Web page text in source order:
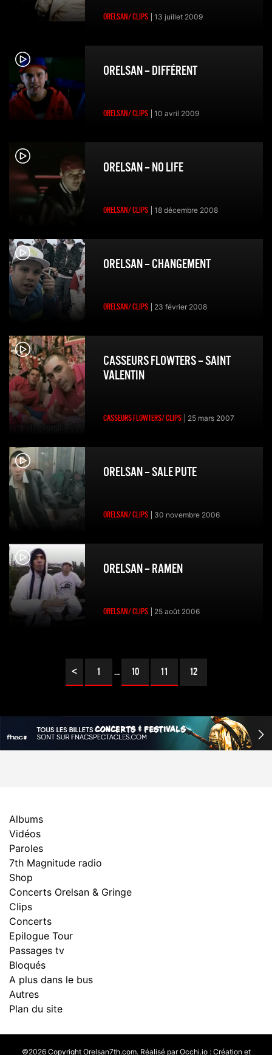
ORELSAN/ CLIPS 13 juillet 2009
ORELSAN – DIFFÉRENT
ORELSAN/ CLIPS 10 avril 2009
ORELSAN – NO LIFE
ORELSAN/ CLIPS 18 décembre 2008
ORELSAN – CHANGEMENT
ORELSAN/ CLIPS 23 février 2008
CASSEURS FLOWTERS – SAINT
VALENTIN
CASSEURS FLOWTERS/ CLIPS 25 mars 2007
ORELSAN – SALE PUTE
ORELSAN/ CLIPS 30 novembre 2006
ORELSAN – RAMEN
ORELSAN/ CLIPS 25 août 2006
< 1 … 10 11 12
Albums
Vidéos
Paroles
7th Magnitude radio
Shop
Concerts Orelsan & Gringe
Clips
Concerts
Epilogue Tour
Passages tv
Bloqués
A plus dans le bus
Autres
Plan du site
©2026 Copyright Orelsan7th.com. Réalisé parOcchi.io: Création et